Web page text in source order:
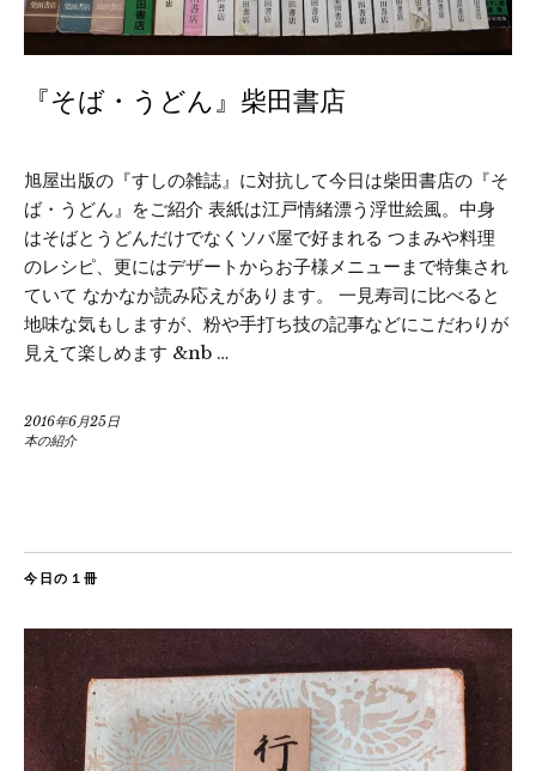
『そば・うどん』柴田書店
旭屋出版の『すしの雑誌』に対抗して今日は柴田書店の『そ
ば・うどん』をご紹介 表紙は江戸情緒漂う浮世絵風。中身
はそばとうどんだけでなくソバ屋で好まれる つまみや料理
のレシピ、更にはデザートからお子様メニューまで特集され
ていて なかなか読み応えがあります。 一見寿司に比べると
地味な気もしますが、粉や手打ち技の記事などにこだわりが
見えて楽しめます &nb …
2016年6月25日
本の紹介
今日の１冊